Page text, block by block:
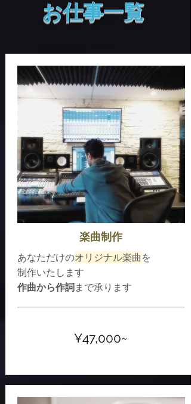
​お仕事一覧
楽曲制作
あなただけのオリジナル楽曲 を
​制作いたします
作曲から作詞 まで承ります
¥47,000~